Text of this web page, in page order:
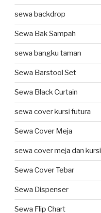
sewa backdrop
Sewa Bak Sampah
sewa bangku taman
Sewa Barstool Set
Sewa Black Curtain
sewa cover kursi futura
Sewa Cover Meja
sewa cover meja dan kursi
Sewa Cover Tebar
Sewa Dispenser
Sewa Flip Chart